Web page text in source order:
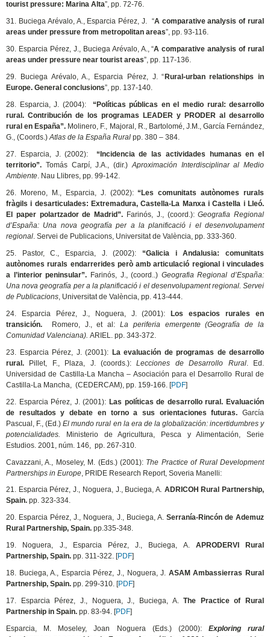
tourist pressure: Marina Alta”, pp. 72-76.
31. Buciega Arévalo, A., Esparcia Pérez, J. “A comparative analysis of rural
areas under pressure from metropolitan areas”, pp. 93-116.
30. Esparcia Pérez, J., Buciega Arévalo, A., “A comparative analysis of rural
areas under pressure near tourist areas”, pp. 117-136.
29. Buciega Arévalo, A., Esparcia Pérez, J. “ Rural-urban relationships in
Europe. General conclusions”, pp. 137-140.
28. Esparcia, J. (2004): “Políticas públicas en el medio rural: desarrollo
rural. Contribución de los programas LEADER y PRODER al desarrollo
rural en España”. Molinero, F., Majoral, R., Bartolomé, J.M., García Fernández,
G., (Coords.)Atlas de la España Ruralpp. 380 – 384.
27. Esparcia, J. (2002): “Incidencia de las actividades humanas en el
territorio”. Tomás Carpí, J.A., (dir.)Aproximación Interdisciplinar al Medio
Ambiente. Nau Llibres, pp. 99-142.
26. Moreno, M., Esparcia, J. (2002):“Les comunitats autònomes rurals
fràgils i desarticulades: Extremadura, Castella-La Manxa i Castella i Lleó.
El paper polartzador de Madrid”. Farinós, J., (coord.):Geografia Regional
d’España: Una nova geografía per a la planificació i el desenvolupament
regional . Servei de Publicacions, Universitat de València, pp. 333-360.
25. Pastor, C., Esparcia, J. (2002):“Galicia i Andalusia: comunitats
autònomes rurals endarrerides però amb articulació regional i vinculades
a l’interior peninsular”. Farinós, J., (coord..) Geografia Regional d’España:
Una nova geografía per a la planificació i el desenvolupament regional. Servei
de Publicacions , Universitat de València, pp. 413-444.
24. Esparcia Pérez, J., Noguera, J. (2001):Los espacios rurales en
transición. Romero, J., et al: La periferia emergente (Geografía de la
Comunidad Valenciana). ARIEL. pp. 343-372.
23. Esparcia Pérez, J. (2001): La evaluación de programas de desarrollo
rural. Pillet, F., Plaza, J. (coords.):Lecciones de Desarrollo Rural. Ed.
Universidad de Castilla-La Mancha – Asociación para el Desarrollo Rural de
Castilla-La Mancha, (CEDERCAM), pp. 159-166. [PDF]
22. Esparcia Pérez, J. (2001):Las políticas de desarrollo rural. Evaluación
de resultados y debate en torno a sus orientaciones futuras.García
Pascual, F., (Ed.) El mundo rural en la era de la globalización: incertidumbres y
potencialidades. Ministerio de Agricultura, Pesca y Alimentación, Serie
Estudios. 2001, núm. 146, pp. 267-310.
Cavazzani, A., Moseley, M. (Eds.) (2001): The Practice of Rural Development
Partnerships in Europe , PRIDE Research Report, Soveria Manelli:
21. Esparcia Pérez, J., Noguera, J., Buciega, A. ADRICOH Rural Partnership,
Spain.pp. 323-334.
20. Esparcia Pérez, J., Noguera, J., Buciega, A.Serranía-Rincón de Ademuz
Rural Partnership, Spain. pp.335-348.
19. Noguera, J., Esparcia Pérez, J., Buciega, A. APRODERVI Rural
Partnership, Spain. pp. 311-322. [PDF]
18. Buciega, A., Esparcia Pérez, J., Noguera, J. ASAM Ambassierras Rural
Partnership, Spain. pp. 299-310. [PDF]
17. Esparcia Pérez, J., Noguera, J., Buciega, A.The Practice of Rural
Partnership in Spain.pp. 83-94. [PDF]
Esparcia, M. Moseley, Joan Noguera (Eds.) (2000): Exploring rural